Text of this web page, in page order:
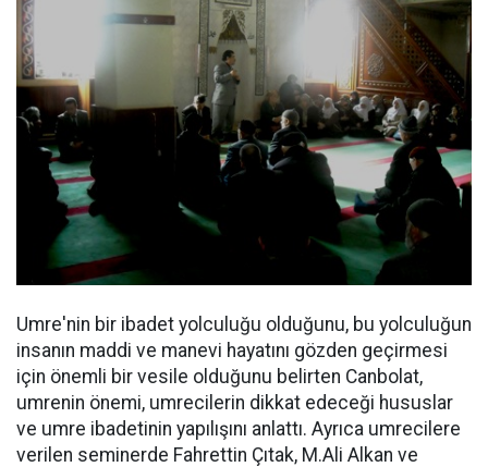
Umre'nin bir ibadet yolculuğu olduğunu, bu yolculuğun
insanın maddi ve manevi hayatını gözden geçirmesi
için önemli bir vesile olduğunu belirten Canbolat,
umrenin önemi, umrecilerin dikkat edeceği hususlar
ve umre ibadetinin yapılışını anlattı. Ayrıca umrecilere
verilen seminerde Fahrettin Çıtak, M.Ali Alkan ve